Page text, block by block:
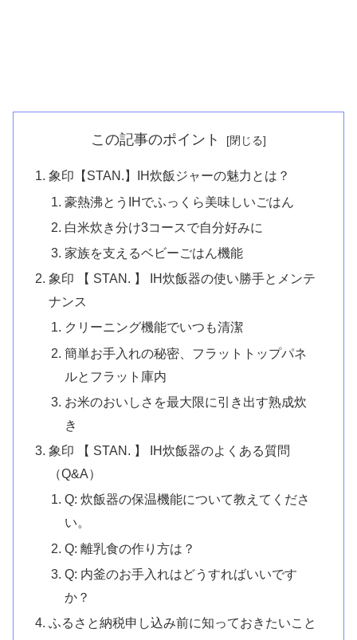
この記事のポイント
象印【STAN.】IH炊飯ジャーの魅力とは？
豪熱沸とうIHでふっくら美味しいごはん
白米炊き分け3コースで自分好みに
家族を支えるベビーごはん機能
象印 【 STAN. 】 IH炊飯器の使い勝手とメンテ
ナンス
クリーニング機能でいつも清潔
簡単お手入れの秘密、フラットトップパネ
ルとフラット庫内
お米のおいしさを最大限に引き出す熟成炊
き
象印 【 STAN. 】 IH炊飯器のよくある質問
（Q&A）
Q: 炊飯器の保温機能について教えてくださ
い。
Q: 離乳食の作り方は？
Q: 内釜のお手入れはどうすればいいです
か？
ふるさと納税申し込み前に知っておきたいこと